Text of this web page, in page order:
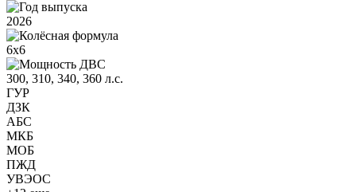
2026
6х6
300, 310, 340, 360 л.с.
ГУР
ДЗК
АБС
МКБ
МОБ
ПЖД
УВЭОС